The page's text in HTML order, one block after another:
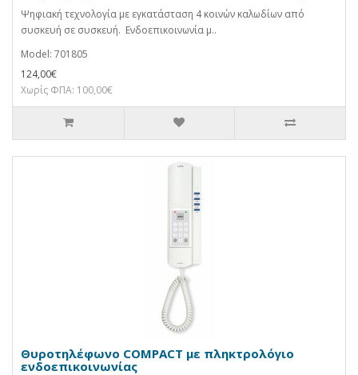
Ψηφιακή τεχνολογία με εγκατάσταση 4 κοινών καλωδίων από
συσκευή σε συσκευή. Ενδοεπικοινωνία μ..
Model: 701805
124,00€
Χωρίς ΦΠΑ: 100,00€
Θυροτηλέφωνο COMPACT με πληκτρολόγιο
ενδοεπικοινωνίας